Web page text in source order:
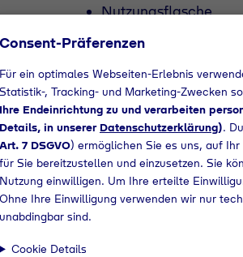
Nutzungsflasche
Consent-Präferenzen
Für ein optimales Webseiten-Erlebnis
Statistik-, Tracking- und Marketing-Zwecken
Ihre Endeinrichtung zu und verarbeiten
Details, in unserer Datenschutzerklärung).
Art. 7 DSGVO) ermöglichen Sie es uns, auf
für Sie bereitzustellen und einzusetzen. Sie
Nutzung einwilligen. Um Ihre erteilte
Ohne Ihre Einwilligung verwenden wir nur
unabdingbar sind.
Cookie Details